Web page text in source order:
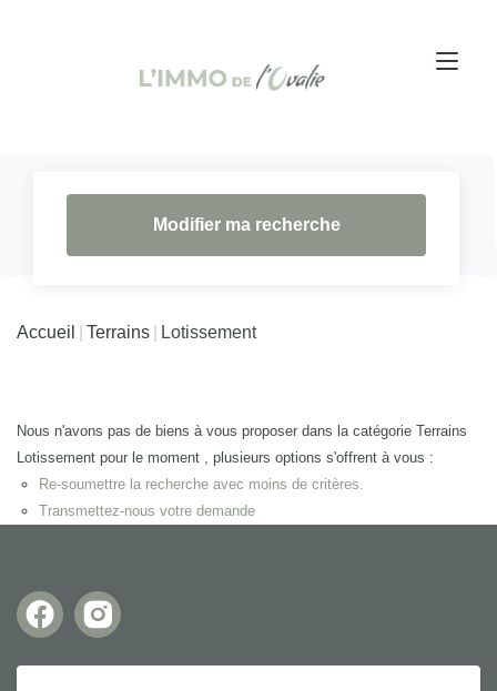
Modifier ma recherche
Accueil Terrains Lotissement
Nous n'avons pas de biens à vous proposer dans la catégorie Terrains
Lotissement pour le moment , plusieurs options s'offrent à vous :
Re-soumettre la recherche avec moins de critères.
Transmettez-nous votre demande